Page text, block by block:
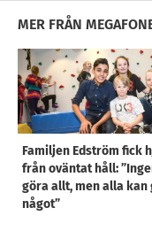
MER FRÅN
Familjen Edström fick
från oväntat håll:
göra allt, men alla kan
något”